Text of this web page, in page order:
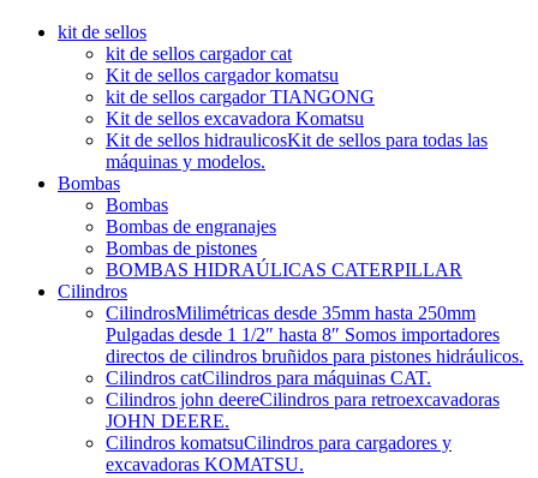
kit de sellos
kit de sellos cargador cat
Kit de sellos cargador komatsu
kit de sellos cargador TIANGONG
Kit de sellos excavadora Komatsu
Kit de sellos hidraulicosKit de sellos para todas las
máquinas y modelos.
Bombas
Bombas
Bombas de engranajes
Bombas de pistones
BOMBAS HIDRAÚLICAS CATERPILLAR
Cilindros
CilindrosMilimétricas desde 35mm hasta 250mm
Pulgadas desde 1 1/2″ hasta 8″ Somos importadores
directos de cilindros bruñidos para pistones hidráulicos.
Cilindros catCilindros para máquinas CAT.
Cilindros john deereCilindros para retroexcavadoras
JOHN DEERE.
Cilindros komatsuCilindros para cargadores y
excavadoras KOMATSU.